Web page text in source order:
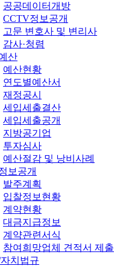
공공데이터개방
CCTV정보공개
고문 변호사 및 변리사
감사·청렴
산
예산현황
연도별예산서
재정공시
세입세출결산
세입세출공개
지방공기업
투자심사
예산절감 및 낭비사례
보공개
발주계획
입찰정보현황
계약현황
대금지급정보
계약관련서식
참여희망업체 견적서 제출
치법규